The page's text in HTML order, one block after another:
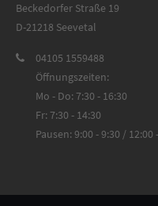
Beckedorfer Straße 19
D-21218 Seevetal
04105 1559488
Öffnungszeiten:
Mo - Do: 7:30 - 16:30
Fr: 7:30 - 14:30
Pausen: 9:00 - 9:30 / 12:00